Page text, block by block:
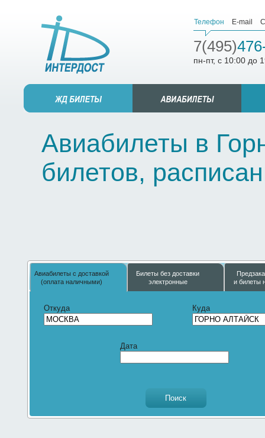
Телефон E-mail
7(495)
пн-пт, с 10:00 до
Авиабилеты в
билетов,
Авиабилеты с доставкой
(оплата наличными)
Билеты без доставки
электронные
и билеты
Откуда Куда
Дата